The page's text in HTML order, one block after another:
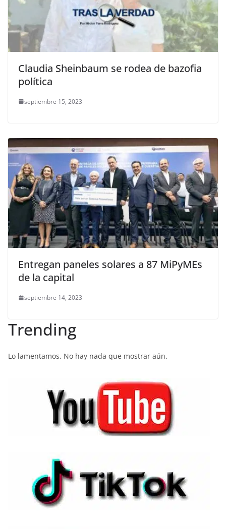
Claudia Sheinbaum se rodea de bazofia
política
septiembre 15, 2023
Entregan paneles solares a 87 MiPyMEs
de la capital
septiembre 14, 2023
Trending
Lo lamentamos. No hay nada que mostrar aún.